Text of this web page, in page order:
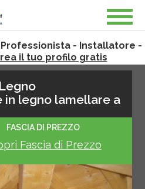
Professionista - Installatore -
il tuo profilo gratis
in legno lamellare a
utenti
FASCIA DI PREZZO
Fascia di Prezzo